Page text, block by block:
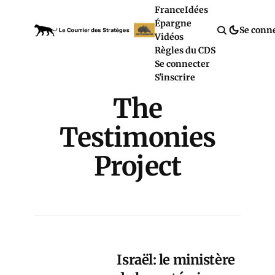
FranceIdées
Épargne
Vidéos
Règles du CDS
Se connecter
S'inscrire
Se
The
Testimonies
Project
Israël: le ministère